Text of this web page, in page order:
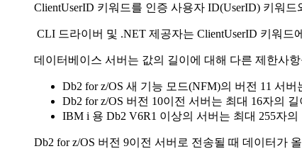
ClientUserID 키워드를 인증 사용자 ID(UserID) 키워드
CLI 드라이버 및 .NET 제공자는 ClientUserID 키워드
데이터베이스 서버는 값의 길이에 대해 다른 제한사
Db2 for z/OS 새 기능 모드(NFM)의 버전 11 서
Db2 for z/OS 버전 10이전 서버는 최대 16자의
IBM i 용 Db2 V6R1 이상의 서버는 최대 255자
Db2 for z/OS 버전 9이전 서버로 전송될 때 데이터가